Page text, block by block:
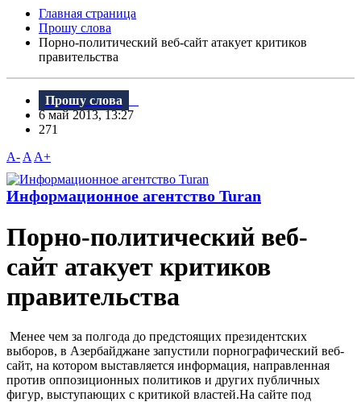
Главная страница
Прошу слова
Порно-политический веб-сайт атакует критиков
правительства
Прошу слова
6 май 2013, 13:27
271
A- A A+
Информационное агентство Turan
Порно-политический веб-
сайт атакует критиков
правительства
Менее чем за полгода до предстоящих президентских
выборов, в Азербайджане запустили порнографический веб-
сайт, на котором выставляется информация, направленная
против оппозиционных политиков и других публичных
фигур, выступающих с критикой властей.На сайте под